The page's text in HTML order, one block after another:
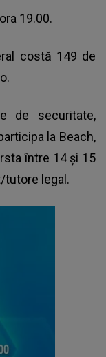
19.00.
costă 149 de
de securitate,
la Beach,
între 14 şi 15
tutore legal.